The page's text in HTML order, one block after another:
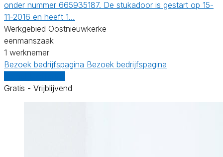
onder nummer 665935187. De stukadoor is gestart op 15-
11-2016 en heeft 1…
Werkgebied Oostnieuwkerke
eenmanszaak
1 werknemer
Bezoek bedrijfspagina Bezoek bedrijfspagina
Gratis - Vrijblijvend